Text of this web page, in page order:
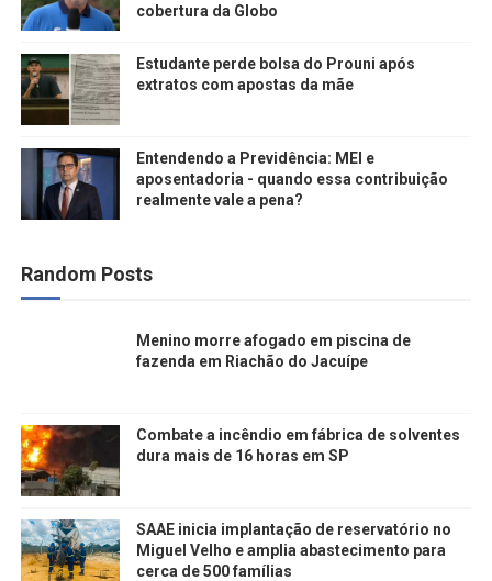
cobertura da Globo
Estudante perde bolsa do Prouni após
extratos com apostas da mãe
Entendendo a Previdência: MEI e
aposentadoria - quando essa contribuição
realmente vale a pena?
Random Posts
Menino morre afogado em piscina de
fazenda em Riachão do Jacuípe
Combate a incêndio em fábrica de solventes
dura mais de 16 horas em SP
SAAE inicia implantação de reservatório no
Miguel Velho e amplia abastecimento para
cerca de 500 famílias